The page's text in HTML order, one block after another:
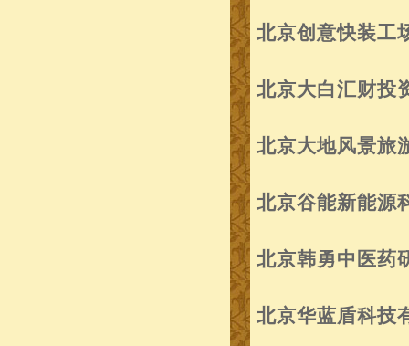
北京创意快装工
北京大白汇财投
北京大地风景旅
北京谷能新能源
北京韩勇中医药
北京华蓝盾科技